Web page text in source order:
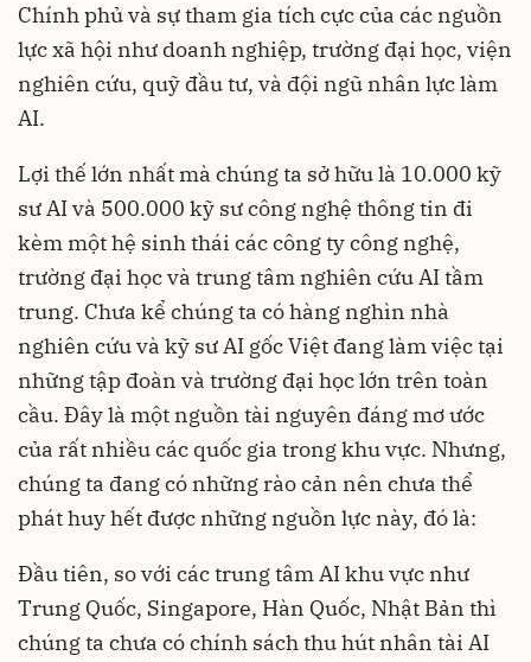
Chính phủ và sự tham gia tích cực của các nguồn
lực xã hội như doanh nghiệp, trường đại học, viện
nghiên cứu, quỹ đầu tư, và đội ngũ nhân lực làm
AI.
Lợi thế lớn nhất mà chúng ta sở hữu là 10.000 kỹ
sư AI và 500.000 kỹ sư công nghệ thông tin đi
kèm một hệ sinh thái các công ty công nghệ,
trường đại học và trung tâm nghiên cứu AI tầm
trung. Chưa kể chúng ta có hàng nghìn nhà
nghiên cứu và kỹ sư AI gốc Việt đang làm việc tại
những tập đoàn và trường đại học lớn trên toàn
cầu. Đây là một nguồn tài nguyên đáng mơ ước
của rất nhiều các quốc gia trong khu vực. Nhưng,
chúng ta đang có những rào cản nên chưa thể
phát huy hết được những nguồn lực này, đó là:
Đầu tiên, so với các trung tâm AI khu vực như
Trung Quốc, Singapore, Hàn Quốc, Nhật Bản thì
chúng ta chưa có chính sách thu hút nhân tài AI